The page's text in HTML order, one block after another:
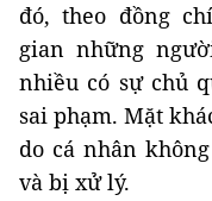
đó, theo đồng
gian những
nhiều có sự chủ
sai phạm. Mặt
do cá nhân
và bị xử lý.